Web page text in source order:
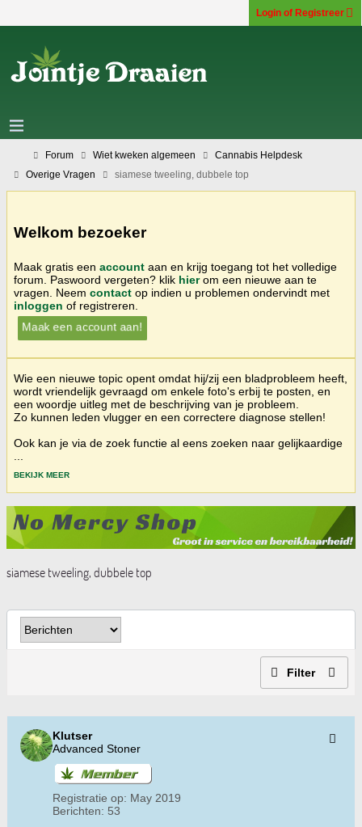
Login of Registreer
Forum Wiet kweken algemeen
Cannabis Helpdesk
Overige Vragen
siamese tweeling, dubbele top
Welkom bezoeker
Maak gratis een account aan en krijg toegang tot het volledige
forum. Paswoord vergeten? klik hierom een nieuwe aan te
vragen. Neem contact op indien u problemen ondervindt met
inloggen of registreren.
Maak een account aan!
Wie een nieuwe topic opent omdat hij/zij een bladprobleem heeft,
wordt vriendelijk gevraagd om enkele foto's erbij te posten, en
een woordje uitleg met de beschrijving van je probleem.
Zo kunnen leden vlugger en een correctere diagnose stellen!
Ook kan je via de zoek functie al eens zoeken naar gelijkaardige
BEKIJK MEER
siamese tweeling, dubbele top
Filter
Klutser
Advanced Stoner
Registratie op: May 2019
Berichten: 53